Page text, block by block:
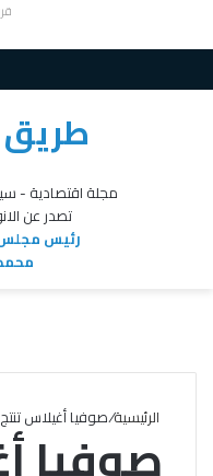
مجلة اقتصادية -
تصدر عن
رئيس مجلس
الرئيسية/صوفيا أغيلاس